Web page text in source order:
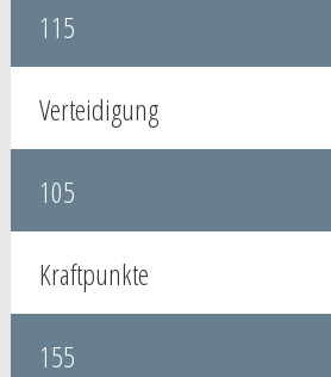
115
Verteidigung
105
Kraftpunkte
155